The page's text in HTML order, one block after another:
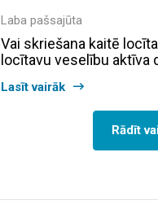
Laba pašsajūta
Vai skriešana kaitē
locītavu veselību aktīva
Lasīt vairāk
Rādīt